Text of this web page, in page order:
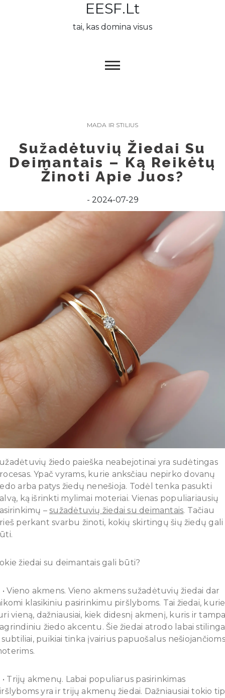
EESF.lt
tai, kas domina visus
MADA IR STILIUS
Sužadėtuvių Žiedai Su
Deimantais – Ką Reikėtų
Žinoti Apie Juos?
2024-07-29
žiedo paieška neabejotinai yra sudėtingas
Ypač vyrams, kurie anksčiau nepirko dovanų
arba patys žiedų nenešioja. Todėl tenka pasukti
ką išrinkti mylimai moteriai. Vienas populiariausių
–sužadėtuvių žiedai su deimantais. Tačiau
perkant svarbu žinoti, kokių skirtingų šių žiedų gali
žiedai su deimantais gali būti?
Vieno akmens. Vieno akmens sužadėtuvių žiedai dar
klasikiniu pasirinkimu piršlyboms. Tai žiedai, kurie
vieną, dažniausiai, kiek didesnį akmenį, kuris ir
žiedo akcentu. Šie žiedai atrodo labai
puikiai tinka įvairius papuošalus nešiojančioms
Trijų akmenų. Labai populiarus pasirinkimas
yra ir trijų akmenų žiedai. Dažniausiai tokio